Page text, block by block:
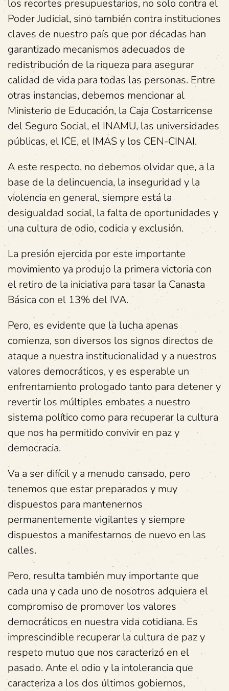
los recortes presupuestarios, no solo contra el
Poder Judicial, sino también contra instituciones
claves de nuestro país que por décadas han
garantizado mecanismos adecuados de
redistribución de la riqueza para asegurar
calidad de vida para todas las personas. Entre
otras instancias, debemos mencionar al
Ministerio de Educación, la Caja Costarricense
del Seguro Social, el INAMU, las universidades
públicas, el ICE, el IMAS y los CEN-CINAI.
A este respecto, no debemos olvidar que, a la
base de la delincuencia, la inseguridad y la
violencia en general, siempre está la
desigualdad social, la falta de oportunidades y
una cultura de odio, codicia y exclusión.
La presión ejercida por este importante
movimiento ya produjo la primera victoria con
el retiro de la iniciativa para tasar la Canasta
Básica con el 13% del IVA.
Pero, es evidente que la lucha apenas
comienza, son diversos los signos directos de
ataque a nuestra institucionalidad y a nuestros
valores democráticos, y es esperable un
enfrentamiento prologado tanto para detener y
revertir los múltiples embates a nuestro
sistema político como para recuperar la cultura
que nos ha permitido convivir en paz y
democracia.
Va a ser difícil y a menudo cansado, pero
tenemos que estar preparados y muy
dispuestos para mantenernos
permanentemente vigilantes y siempre
dispuestos a manifestarnos de nuevo en las
calles.
Pero, resulta también muy importante que
cada una y cada uno de nosotros adquiera el
compromiso de promover los valores
democráticos en nuestra vida cotidiana. Es
imprescindible recuperar la cultura de paz y
respeto mutuo que nos caracterizó en el
pasado. Ante el odio y la intolerancia que
caracteriza a los dos últimos gobiernos,